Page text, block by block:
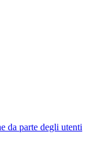
da parte degli utenti